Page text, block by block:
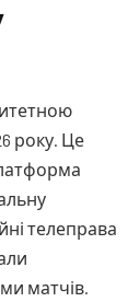
року. Це
телеправа
матчів.